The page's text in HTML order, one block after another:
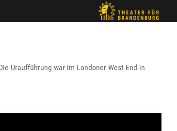
Uraufführung war im Londoner West End in